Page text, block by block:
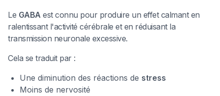
Le GABAest connu pour produire un effet calmant en
ralentissant l'activité cérébrale et en réduisant la
transmission neuronale excessive.
Cela se traduit par :
Une diminution des réactions de stress
Moins de nervosité